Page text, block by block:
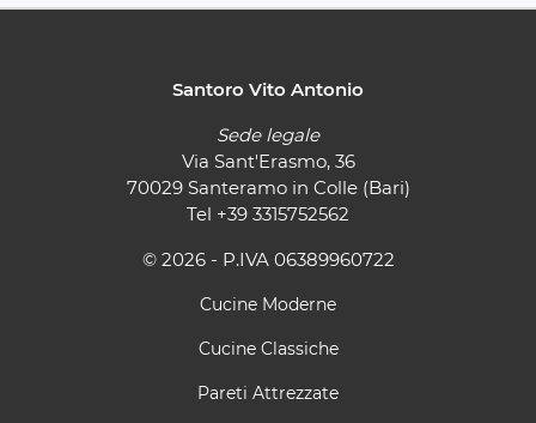
Santoro Vito Antonio
Sede legale
Via Sant'Erasmo, 36
70029 Santeramo in Colle (Bari)
Tel +39 3315752562
© 2026 - P.IVA 06389960722
Cucine Moderne
Cucine Classiche
Pareti Attrezzate